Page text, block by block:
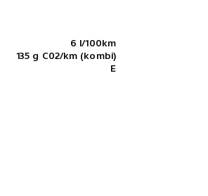
6 l/100km
135 g C02/km (kombi)
E